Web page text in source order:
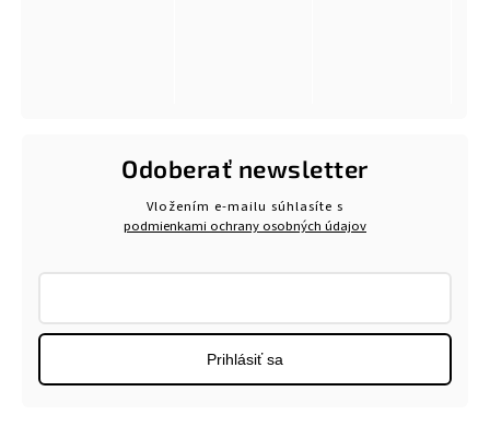
Odoberať newsletter
Vložením e-mailu súhlasíte s
podmienkami ochrany osobných údajov
Prihlásiť sa